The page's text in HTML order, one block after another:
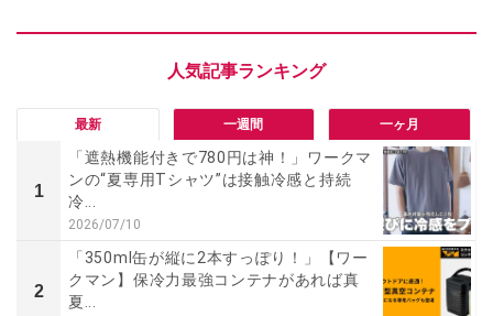
最新 一週間 一ヶ月
1
「遮熱機能付きで780円は神！」ワークマ
ンの“夏専用Tシャツ”は接触冷感と持続
冷...
2026/07/10
2
「350ml缶が縦に2本すっぽり！」【ワー
クマン】保冷力最強コンテナがあれば真
夏...